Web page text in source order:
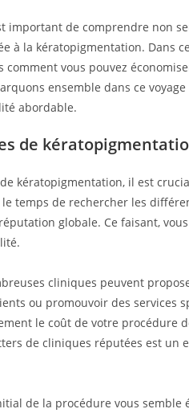
important de comprendre non
à la kératopigmentation. Dans
vous pouvez
ensemble dans ce
abordable.
de
kératopigmentation, il est
temps de rechercher les
globale. Ce faisant,
cliniques peuvent
ou promouvoir des services
le coût de votre procédure
de cliniques réputées est un
de la procédure vous semble